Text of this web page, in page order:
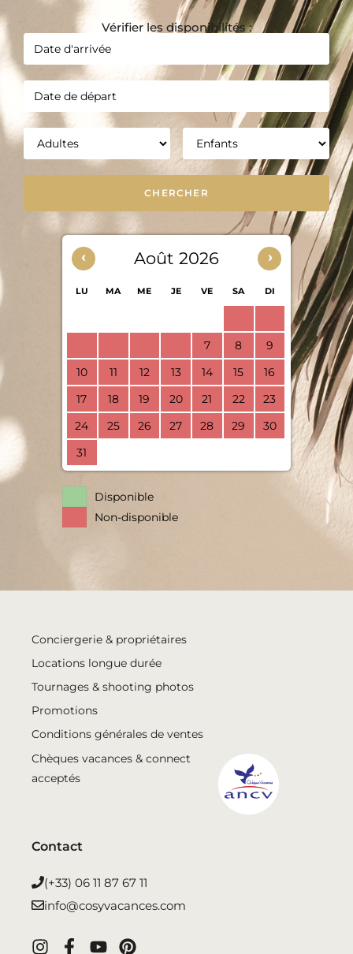
Vérifier les disponibilités :
‹ ›
Août 2026
LU MA ME JE VE SA DI
7 8
9
10
11 12 13 14 15
16
17
18 19 20 21 22
23
24
25 26 27 28 29
30
31
Disponible
Non-disponible
Conciergerie & propriétaires
Locations longue durée
Tournages & shooting photos
Promotions
Conditions générales de ventes
Chèques vacances & connect
acceptés
Contact
(+33) 06 11 87 67 11
info@cosyvacances.com